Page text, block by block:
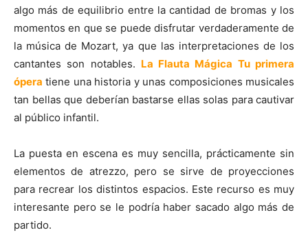
algo más de equilibrio entre la cantidad de bromas y los
momentos en que se puede disfrutar verdaderamente de
la música de Mozart, ya que las interpretaciones de los
cantantes son notables. La Flauta Mágica Tu primera
ópera tiene una historia y unas composiciones musicales
tan bellas que deberían bastarse ellas solas para cautivar
al público infantil.
La puesta en escena es muy sencilla, prácticamente sin
elementos de atrezzo, pero se sirve de proyecciones
para recrear los distintos espacios. Este recurso es muy
interesante pero se le podría haber sacado algo más de
partido.